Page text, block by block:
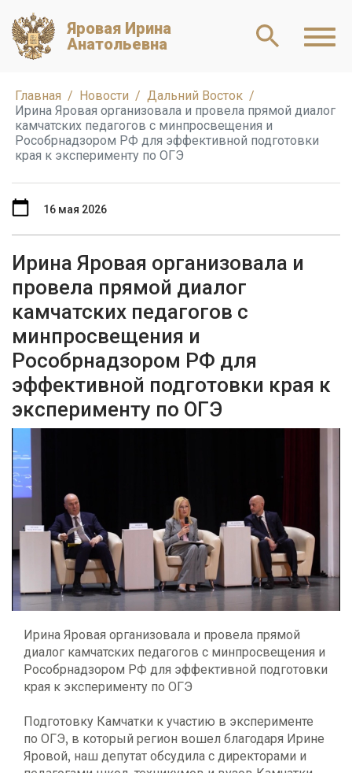
Яровая Ирина
Анатольевна
Главная Новости
Дальний Восток
Ирина Яровая организовала и провела прямой диалог
камчатских педагогов с минпросвещения и
Рособрнадзором РФ для эффективной подготовки
края к эксперименту по ОГЭ
Ирина Яровая организовала и
провела прямой диалог
камчатских педагогов с
минпросвещения и
Рособрнадзором РФ для
эффективной подготовки края к
эксперименту по ОГЭ
16 мая 2026
Ирина Яровая организовала и провела прямой
диалог камчатских педагогов с минпросвещения и
Рособрнадзором РФ для эффективной подготовки
края к эксперименту по ОГЭ
Подготовку Камчатки к участию в эксперименте
по ОГЭ, в который регион вошел благодаря Ирине
Яровой, наш депутат обсудила с директорами и